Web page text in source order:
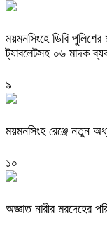
ময়মনসিংহে ডিবি
ট্যাবলেটসহ ০৬ মাদক
৯
ময়মনসিংহ রেঞ্জে নতুন
১০
অজ্ঞাত নারীর মরদেহের